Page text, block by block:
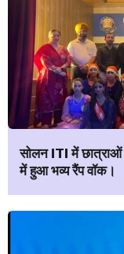
सोलन ITI में
में हुआ भव्य रैंप वॉक।